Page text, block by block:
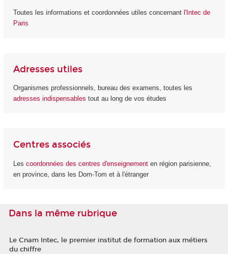
Toutes les informations et coordonnées utiles concernant l'Intec de
Paris
Adresses utiles
Organismes professionnels, bureau des examens, toutes les
adresses indispensables tout au long de vos études
Centres associés
Les coordonnées des centres d'enseignement en région parisienne,
en province, dans les Dom-Tom et à l'étranger
Dans la même rubrique
Le Cnam Intec, le premier institut de formation aux métiers
du chiffre